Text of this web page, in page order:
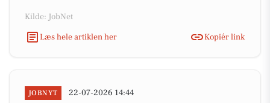
Kilde: JobNet
Læs hele artiklen her
Kopiér link
JOBNYT 22-07-2026 14:44